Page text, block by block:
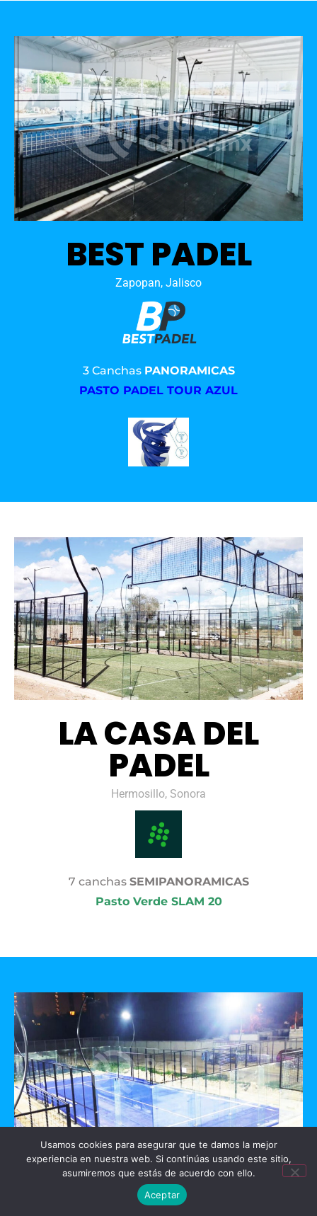
BEST PADEL
Zapopan, Jalisco
3 Canchas PANORAMICAS
PASTO PADEL TOUR AZUL
LA CASA DEL
PADEL
Hermosillo, Sonora
7 canchas SEMIPANORAMICAS
Pasto Verde SLAM 20
GO PADEL
Usamos cookies para asegurar que te damos la mejor
experiencia en nuestra web. Si continúas usando este sitio,
asumiremos que estás de acuerdo con ello.
Aceptar